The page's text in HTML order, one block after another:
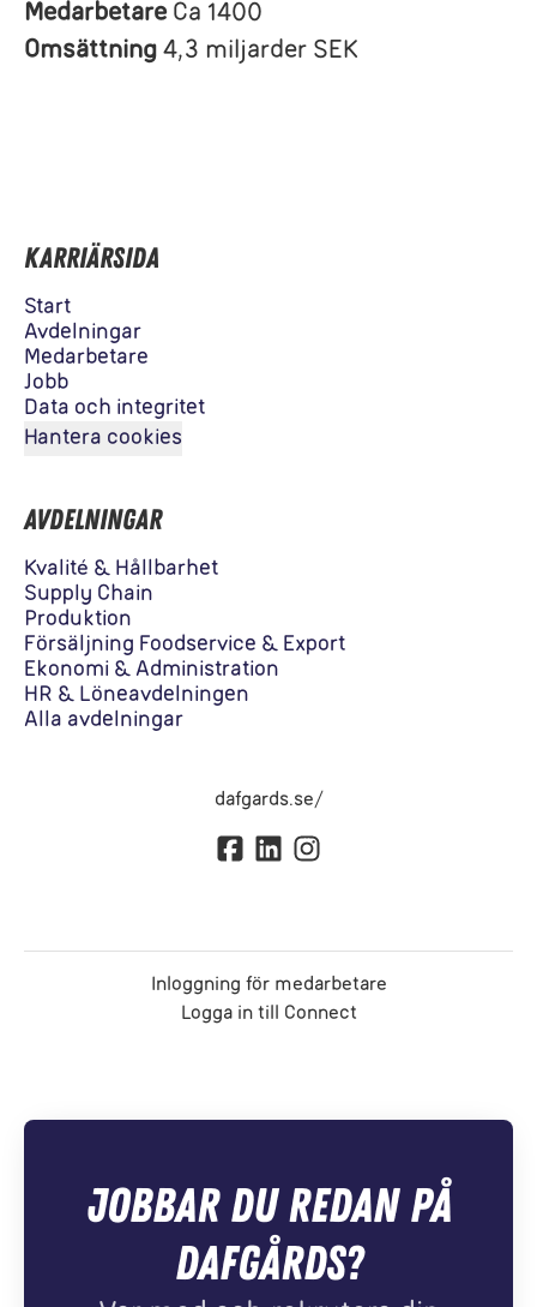
Medarbetare Ca 1400
Omsättning 4,3 miljarder SEK
Karriärsida
Start
Avdelningar
Medarbetare
Jobb
Data och integritet
Hantera cookies
Avdelningar
Kvalité & Hållbarhet
Supply Chain
Produktion
Försäljning Foodservice & Export
Ekonomi & Administration
HR & Löneavdelningen
Alla avdelningar
dafgards.se/
Inloggning för medarbetare
Logga in till Connect
Jobbar du redan på
Dafgårds?